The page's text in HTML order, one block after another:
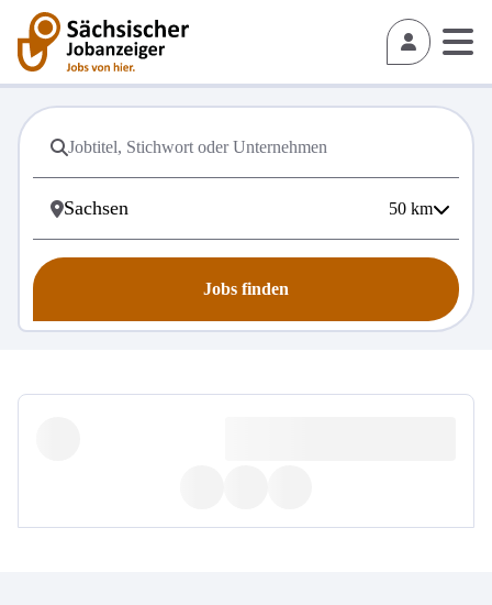
50 km
Jobs finden